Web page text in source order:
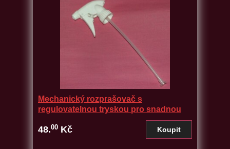
Mechanický rozprašovač s
regulovatelnou tryskou pro snadnou
48.00 Kč